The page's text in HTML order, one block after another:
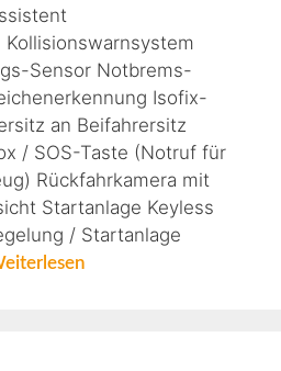
Sensor Notbrems-
Isofix-
an Beifahrersitz
/ SOS-Taste (Notruf für
Rückfahrkamera mit
Startanlage Keyless
/ Startanlage